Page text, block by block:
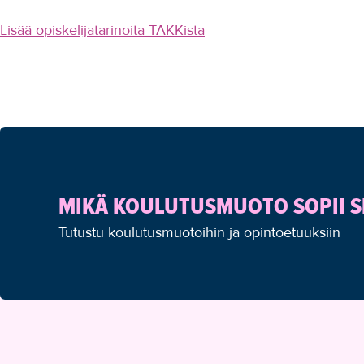
Lisää opiskelijatarinoita TAKKista
MIKÄ KOULUTUSMUOTO SOPII
Tutustu koulutusmuotoihin ja opintoetuuksiin